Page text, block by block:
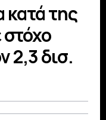
της
2,3 δισ.